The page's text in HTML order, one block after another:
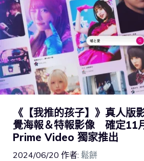
《【我推的孩子】》真人版
覺海報＆特報影像 確定11
Prime Video 獨家推出
2024/06/20 作者: 鬆餅